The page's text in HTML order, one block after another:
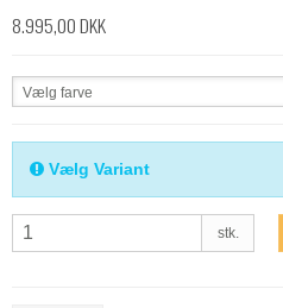
8.995,00 DKK
Vælg farve
Vælg Variant
stk.